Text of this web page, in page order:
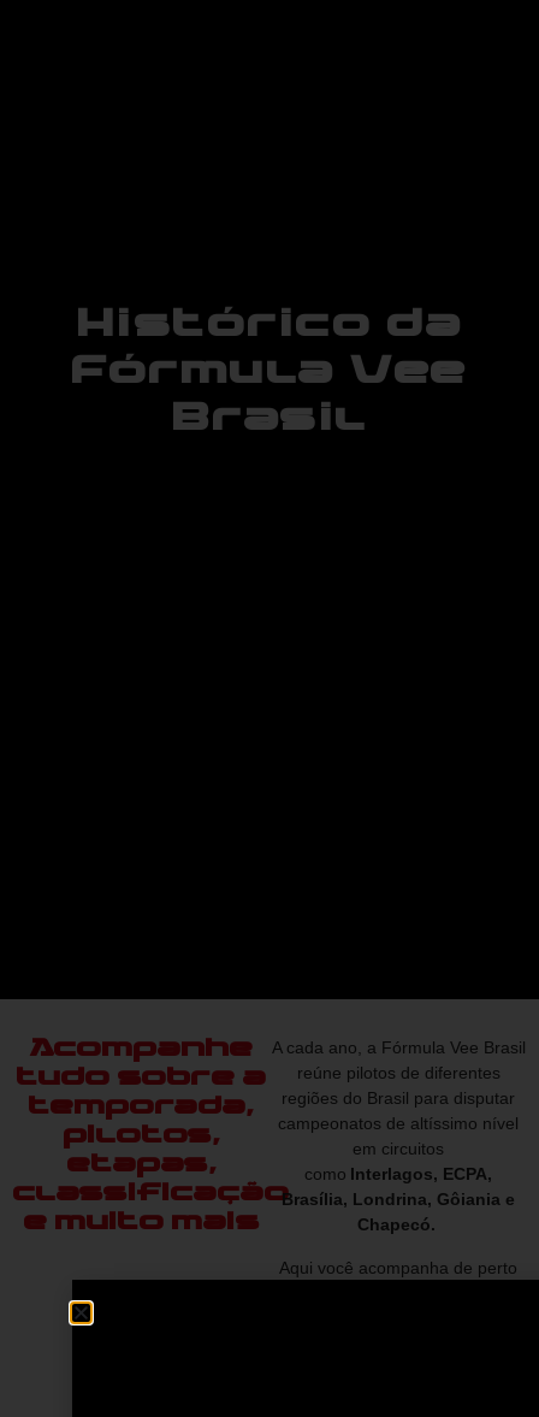
Histórico da
Fórmula Vee
Brasil
Acompanhe
tudo sobre a
temporada,
pilotos,
etapas,
classificação
e muito mais
A cada ano, a Fórmula Vee Brasil
reúne pilotos de diferentes
regiões do Brasil para disputar
campeonatos de altíssimo nível
em circuitos
como Interlagos, ECPA,
Brasília, Londrina, Gôiania e
Chapecó.
Aqui você acompanha de perto